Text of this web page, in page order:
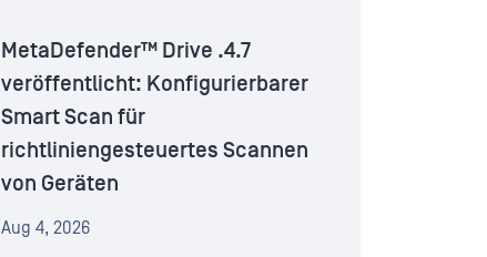
MetaDefender™ Drive .4.7
veröffentlicht: Konfigurierbarer
Smart Scan für
richtliniengesteuertes Scannen
von Geräten
Aug 4, 2026